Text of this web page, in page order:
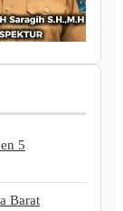
5
Barat